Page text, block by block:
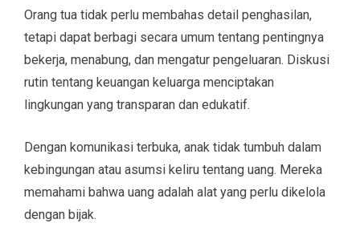
Orang tua tidak perlu membahas detail penghasilan,
tetapi dapat berbagi secara umum tentang pentingnya
bekerja, menabung, dan mengatur pengeluaran. Diskusi
rutin tentang keuangan keluarga menciptakan
lingkungan yang transparan dan edukatif.
Dengan komunikasi terbuka, anak tidak tumbuh dalam
kebingungan atau asumsi keliru tentang uang. Mereka
memahami bahwa uang adalah alat yang perlu dikelola
dengan bijak.